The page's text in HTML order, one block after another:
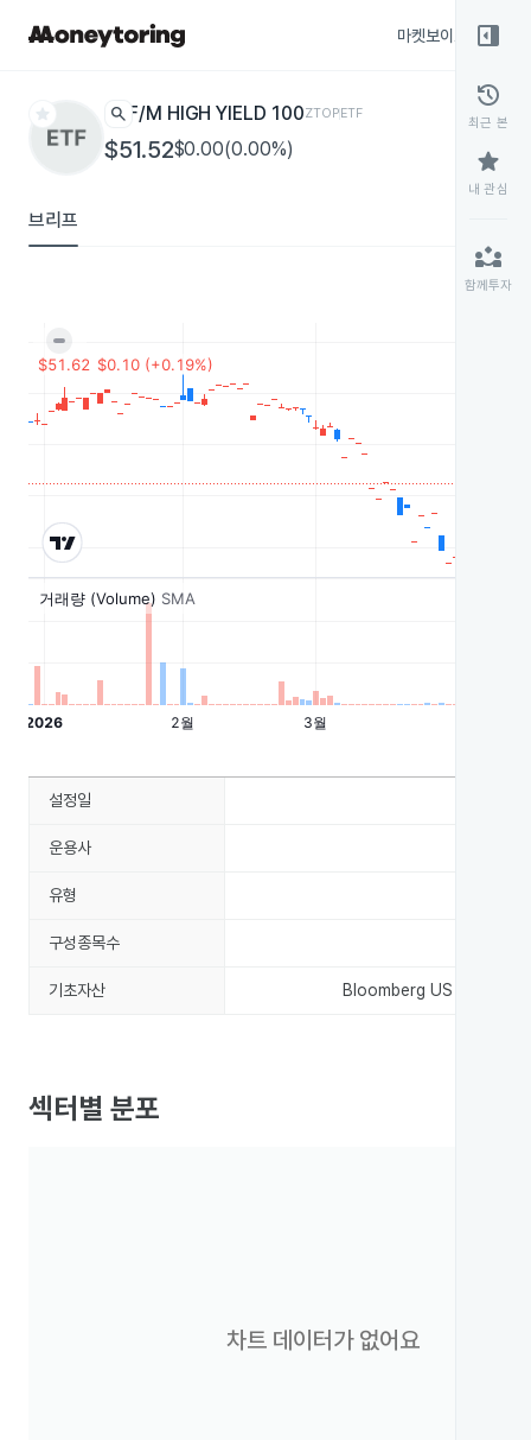
마켓보이스
star search F/M HIGH YIELD 100ZTOPETF
$51.52$0.00(0.00%)
브리프
right_panel_open
history
최근 본
star
내 관심
partner_exchange
함께투자